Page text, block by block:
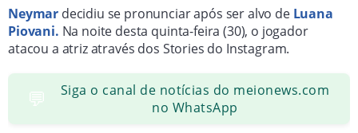
Neymar decidiu se pronunciar após ser alvo de Luana
Piovani. Na noite desta quinta-feira (30), o jogador
atacou a atriz através dos Stories do Instagram.
💬
Siga o canal de notícias do meionews.com
no WhatsApp